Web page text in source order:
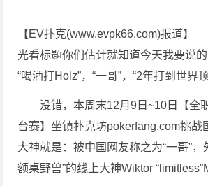
【EV扑克(www.evpk66.com)报道】
光看标题你们估计就知道今天我要说
“喝酒打Holz”，“一哥”，“2年打到世界顶
没错，本周末12月9日~10日【全
台赛】坐镇扑克坊pokerfang.com挑战
大神就是：被中国网友称之为“一哥”，
额桌野兽”的线上大神Wiktor